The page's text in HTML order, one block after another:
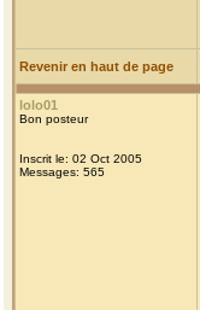
Revenir en haut de page
lolo01
Bon posteur
Inscrit le: 02 Oct 2005
Messages: 565